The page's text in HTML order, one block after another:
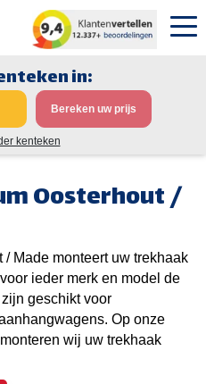
in:
Bereken uw prijs
kenteken
Oosterhout /
Made monteert uw trekhaak
ieder merk en model de
geschikt voor
Op onze
wij uw trekhaak